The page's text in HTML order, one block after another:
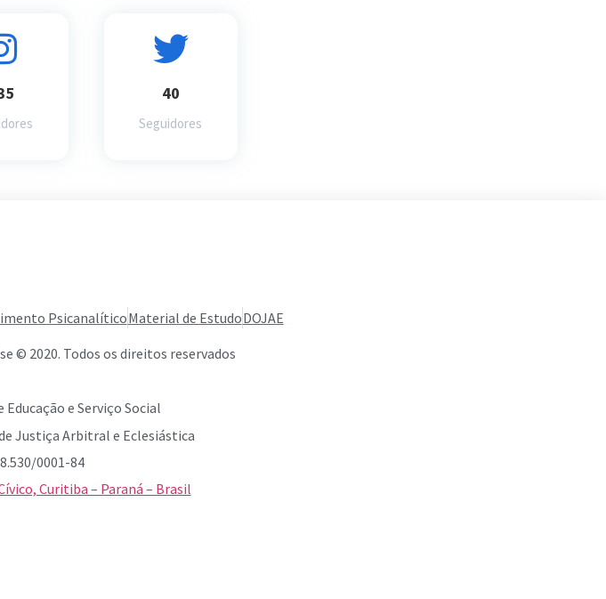
40
Seguidores
PsicanalíticoMaterial de EstudoDOJAE
© 2020. Todos os direitos reservados
e Serviço Social
Justiça Arbitral e Eclesiástica
0001-84
Curitiba – Paraná – Brasil